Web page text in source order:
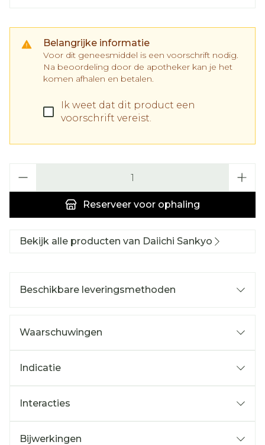
Belangrijke informatie
Voor dit geneesmiddel is een voorschrift nodig.
Na beoordeling door de apotheker kan je het
komen afhalen en betalen.
Ik weet dat dit product een
voorschrift vereist.
Reserveer voor ophaling
Bekijk alle producten van Daiichi Sankyo
Beschikbare leveringsmethoden
Waarschuwingen
Indicatie
Interacties
Bijwerkingen